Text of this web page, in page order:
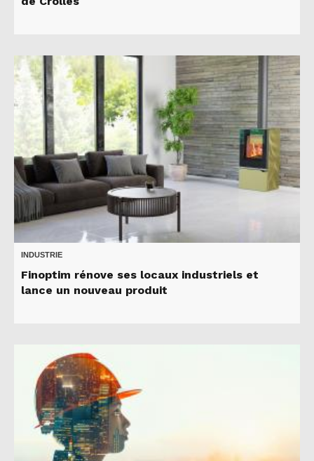
INDUSTRIE
Finoptim rénove ses locaux industriels et
lance un nouveau produit